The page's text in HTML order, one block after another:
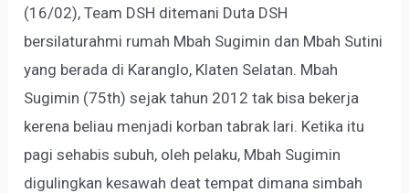
(16/02), Team DSH ditemani Duta DSH
bersilaturahmi rumah Mbah Sugimin dan Mbah Sutini
yang berada di Karanglo, Klaten Selatan. Mbah
Sugimin (75th) sejak tahun 2012 tak bisa bekerja
kerena beliau menjadi korban tabrak lari. Ketika itu
pagi sehabis subuh, oleh pelaku, Mbah Sugimin
digulingkan kesawah deat tempat dimana simbah